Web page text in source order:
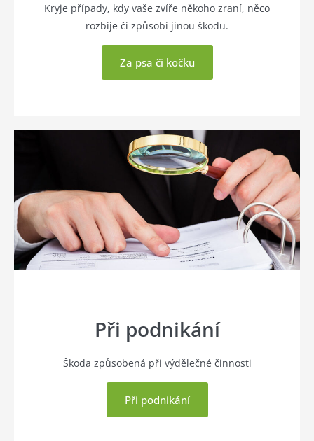
Kryje případy, kdy vaše zvíře někoho zraní, něco
rozbije či způsobí jinou škodu.
Za psa či kočku
Při podnikání
Škoda způsobená při výdělečné činnosti
Při podnikání